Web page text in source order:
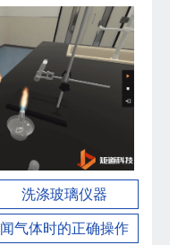
洗涤玻璃仪器
闻气体时的正确操作